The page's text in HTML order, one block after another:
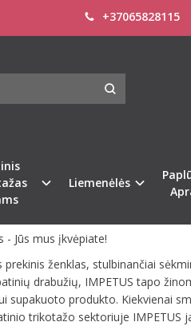
+37065828115
Liemenėlės
prekių šiuo metu neturime!
- Jūs mus įkvėpiate!
ženklas, stulbinančiai
drabužių, IMPETUS tapo
supakuoto produkto. Kiekvienai
trikotažo sektoriuje IMPETUS